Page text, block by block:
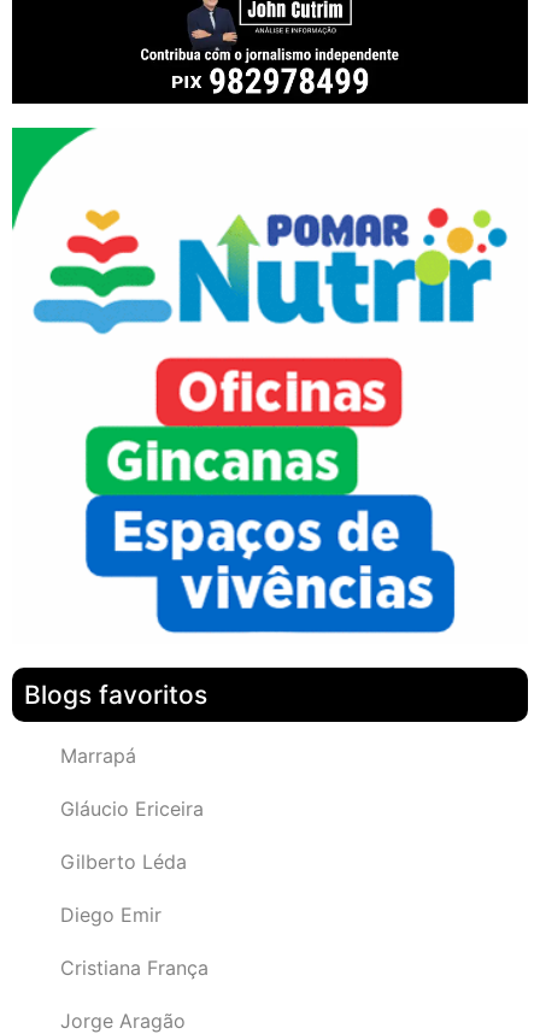
Blogs favoritos
Marrapá
Gláucio Ericeira
Gilberto Léda
Diego Emir
Cristiana França
Jorge Aragão